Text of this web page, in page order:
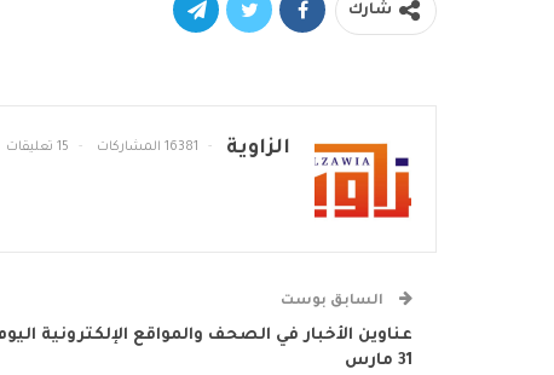
شارك
الزاوية 16381 المشاركات 15 تعليقات
السابق بوست
عناوين الأخبار في الصحف والمواقع الإلكترونية
31 مارس